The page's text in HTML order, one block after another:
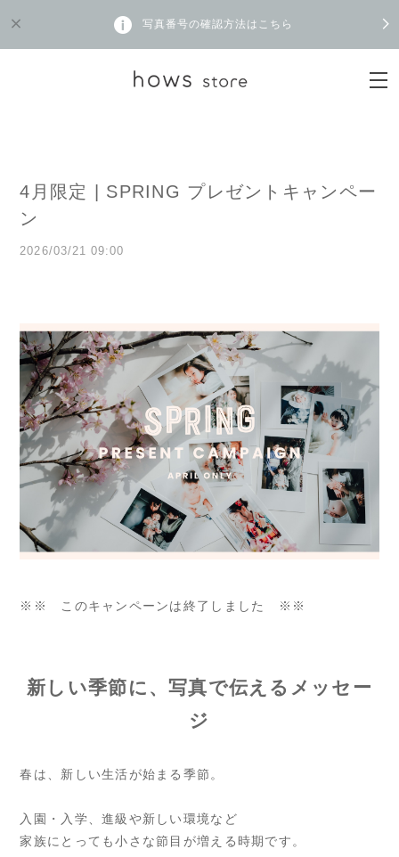
写真番号の確認方法はこちら
4月限定 | SPRING プレゼントキャンペー
ン
2026/03/21 09:00
※※ このキャンペーンは終了しました ※※
新しい季節に、写真で伝えるメッセー
ジ
春は、新しい生活が始まる季節。
入園・入学、進級や新しい環境など
家族にとっても小さな節目が増える時期です。